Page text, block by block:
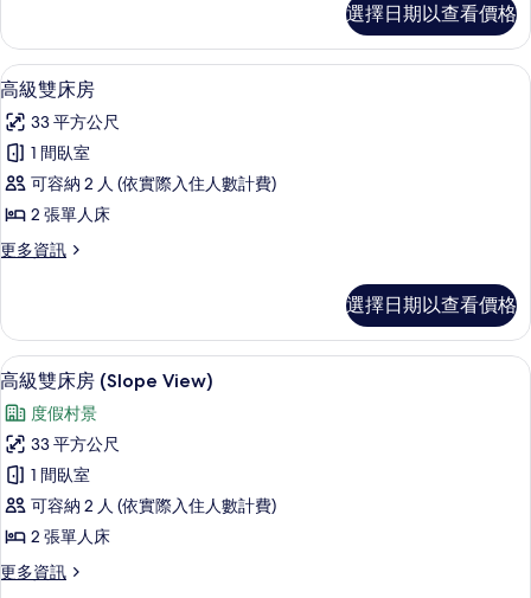
所
有
相
片
雙
人
房
詳
情
選擇日期以查看價格
顯
示
高
級
雙
床
房
所
有
相
片
羽絨被、客房內保險箱、筆電工作空
7
高級雙床房
33 平方公尺
1 間臥室
可容納 2 人 (依實際入住人數計費)
2 張單人床
更多資訊
更
雙
床
房
詳
情
選擇日期以查看價格
顯
示
高
級
雙
床
房
(Slope
高級雙床房 (Slope View) | 羽絨被、
9
高級雙床房 (Slope View)
度假村景
33 平方公尺
1 間臥室
可容納 2 人 (依實際入住人數計費)
2 張單人床
更多資訊
更